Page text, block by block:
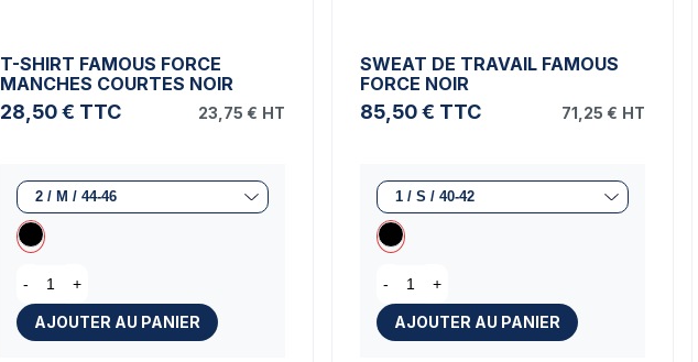
T-SHIRT FAMOUS FORCE
MANCHES COURTES NOIR
28,50 € TTC 23,75 € HT
- +
AJOUTER AU PANIER
SWEAT DE TRAVAIL FAMOUS
FORCE NOIR
85,50 € TTC 71,25 € HT
- +
AJOUTER AU PANIER